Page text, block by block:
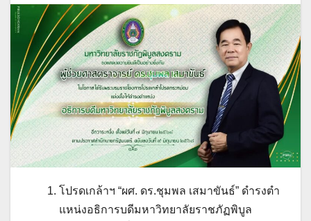
โปรดเกล้าฯ “ผศ. ดร.ชุมพล เสมาขันธ์” ดํารงตํา
แหน่งอธิการบดีมหาวิทยาลัยราชภัฏพิบูล